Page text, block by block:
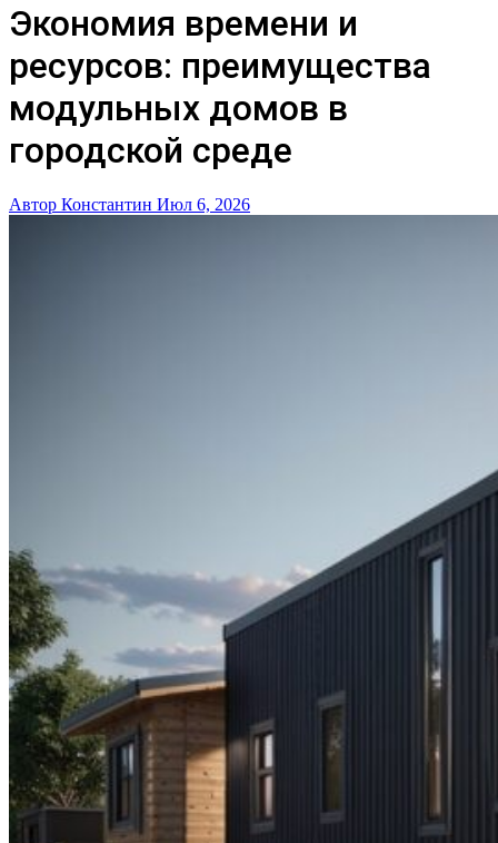
Экономия времени и
ресурсов: преимущества
модульных домов в
городской среде
Автор Константин Июл 6, 2026